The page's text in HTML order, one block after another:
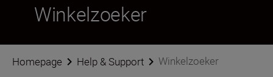
Winkelzoeker
Homepage Help & Support Winkelzoeker